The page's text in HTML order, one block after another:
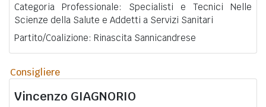
Categoria Professionale: Specialisti e Tecnici Nelle
Scienze della Salute e Addetti a Servizi Sanitari
Partito/Coalizione: Rinascita Sannicandrese
Consigliere
Vincenzo GIAGNORIO